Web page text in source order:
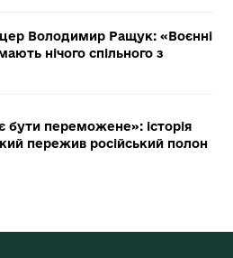
Володимир Ращук: «Воєнні
нічого спільного з
бути переможене»: історія
пережив російський полон